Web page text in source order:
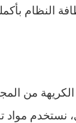
النظام
من
مواد